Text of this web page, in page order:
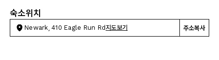
숙소위치
Newark, 410 Eagle Run Rd 지도보기 주소복사